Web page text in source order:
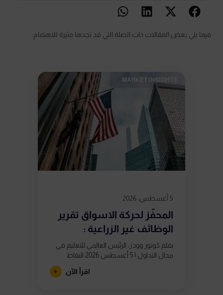
فيما يلي بعض المقالات ذات الصلة التي قد تجدها مثيرة للاهتمام:
MARKET INSIGHTS​
5 أغسطس، 2026
المحفّز لحركة الاسواق تقرير
الوظائف غير الزراعية :
بقلم كونور وودز، الرئيس العالمي للتعليم في
مجال التداول | 5 أغسطس 2026 النقاط
الرئيسية يُصدر تقرير الوظائف غير الزراعية يوم
اقرأ الآن